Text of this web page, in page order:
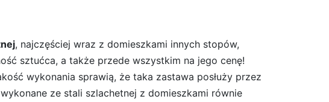
, najczęściej wraz z domieszkami innych stopów,
sztućca, a także przede wszystkim na jego cenę!
wykonania sprawią, że taka zastawa posłuży przez
ze stali szlachetnej z domieszkami równie